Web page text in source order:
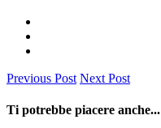
Previous Post Next Post
Ti potrebbe piacere anche...